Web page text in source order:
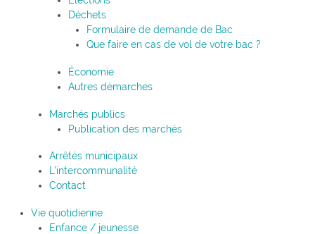
Déchets
Formulaire de demande de Bac
Que faire en cas de vol de votre bac ?
Économie
Autres démarches
Marchés publics
Publication des marchés
Arrêtés municipaux
L’intercommunalité
Contact
Vie quotidienne
Enfance / jeunesse